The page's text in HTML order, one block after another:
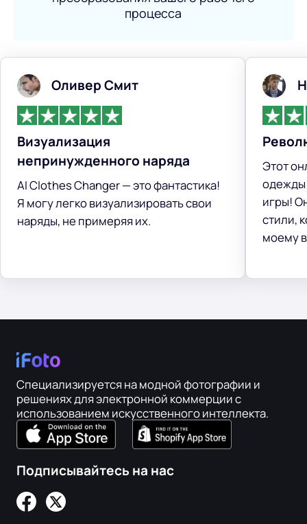
процесса
Оливер Смит
Визуализация
непринужденного наряда
AI Clothes Changer — это фантастика!
Я могу легко визуализировать свои
наряды, не примеряя их.
Этот
одежды
игры!
стили,
моему
Специализируется на модной фотографии и
решениях для электронной коммерции с
использованием искусственного интеллекта.
Подписывайтесь на нас